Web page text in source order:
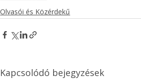
Olvasói és Közérdekű
Kapcsolódó bejegyzések